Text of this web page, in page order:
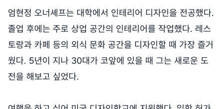
엄현정 오너셰프는 대학에서 인테리어 디자인을 전공했다.
졸업 후에는 주로 상업 공간의 인테리어를 작업했다. 레스
토랑과 카페 등의 외식 문화 공간을 디자인할 때 가장 즐거
웠다. 5년이 지나 30대가 코앞에 있을 때 그는 새로운 도
전을 해보고 싶었다.